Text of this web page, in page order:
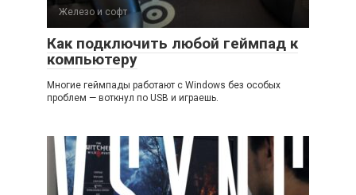
Железо и софт
Как подключить любой геймпад к
компьютеру
Многие геймпады работают с Windows без особых
проблем — воткнул по USB и играешь.